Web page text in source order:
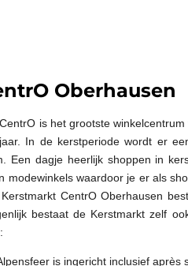
Oberhausen
is het grootste
In de kerstperiode wordt er
Een dagje heerlijk shoppen in
modewinkels waardoor je er als
CentrO Oberhausen
bestaat de Kerstmarkt zelf
is ingericht inclusief après